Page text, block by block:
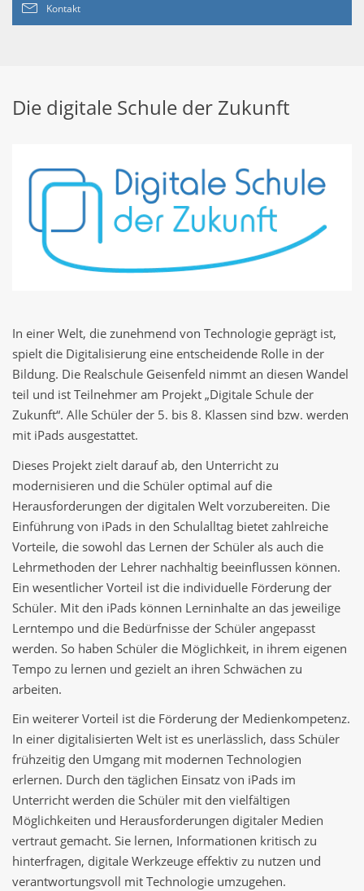
Kontakt
Die digitale Schule der Zukunft
In einer Welt, die zunehmend von Technologie geprägt ist,
spielt die Digitalisierung eine entscheidende Rolle in der
Bildung. Die Realschule Geisenfeld nimmt an diesen Wandel
teil und ist Teilnehmer am Projekt „Digitale Schule der
Zukunft“. Alle Schüler der 5. bis 8. Klassen sind bzw. werden
mit iPads ausgestattet.
Dieses Projekt zielt darauf ab, den Unterricht zu
modernisieren und die Schüler optimal auf die
Herausforderungen der digitalen Welt vorzubereiten. Die
Einführung von iPads in den Schulalltag bietet zahlreiche
Vorteile, die sowohl das Lernen der Schüler als auch die
Lehrmethoden der Lehrer nachhaltig beeinflussen können.
Ein wesentlicher Vorteil ist die individuelle Förderung der
Schüler. Mit den iPads können Lerninhalte an das jeweilige
Lerntempo und die Bedürfnisse der Schüler angepasst
werden. So haben Schüler die Möglichkeit, in ihrem eigenen
Tempo zu lernen und gezielt an ihren Schwächen zu
arbeiten.
Ein weiterer Vorteil ist die Förderung der Medienkompetenz.
In einer digitalisierten Welt ist es unerlässlich, dass Schüler
frühzeitig den Umgang mit modernen Technologien
erlernen. Durch den täglichen Einsatz von iPads im
Unterricht werden die Schüler mit den vielfältigen
Möglichkeiten und Herausforderungen digitaler Medien
vertraut gemacht. Sie lernen, Informationen kritisch zu
hinterfragen, digitale Werkzeuge effektiv zu nutzen und
verantwortungsvoll mit Technologie umzugehen.